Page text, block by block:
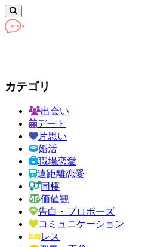
カテゴリ
出会い
デート
片思い
婚活
職場恋愛
遠距離恋愛
同棲
価値観
告白・プロポーズ
コミュニケーション
レス